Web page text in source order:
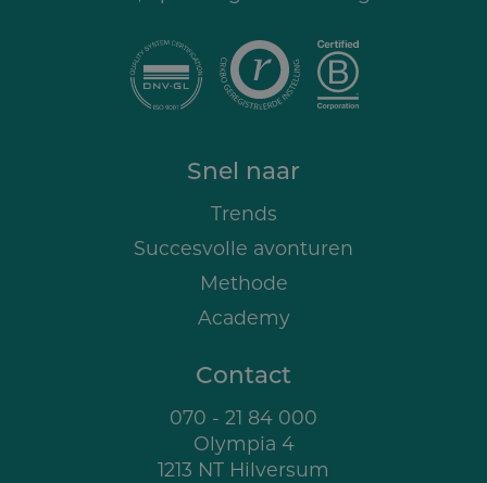
Snel naar
Trends
Succesvolle avonturen
Methode
Academy
Contact
070 - 21 84 000
Olympia 4
1213 NT Hilversum